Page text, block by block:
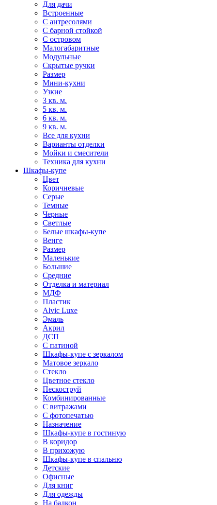
Для дачи
Встроенные
С антресолями
С барной стойкой
С островом
Малогабаритные
Модульные
Скрытые ручки
Размер
Мини-кухни
Узкие
3 кв. м.
5 кв. м.
6 кв. м.
9 кв. м.
Все для кухни
Варианты отделки
Мойки и смесители
Техника для кухни
Шкафы-купе
Цвет
Коричневые
Серые
Темные
Черные
Светлые
Белые шкафы-купе
Венге
Размер
Маленькие
Большие
Средние
Отделка и материал
МДФ
Пластик
Alvic Luxe
Эмаль
Акрил
ДСП
С патиной
Шкафы-купе с зеркалом
Матовое зеркало
Стекло
Цветное стекло
Пескоструй
Комбинированные
С витражами
С фотопечатью
Назначение
Шкафы-купе в гостиную
В коридор
В прихожую
Шкафы-купе в спальню
Детские
Офисные
Для книг
Для одежды
На балкон